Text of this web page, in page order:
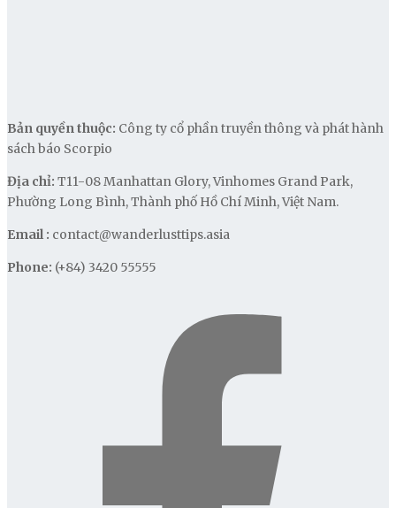
Bản quyền thuộc: Công ty cổ phần truyền thông và phát hành
sách báo Scorpio
Địa chỉ: T11-08 Manhattan Glory, Vinhomes Grand Park,
Phường Long Bình, Thành phố Hồ Chí Minh, Việt Nam.
Email : contact@wanderlusttips.asia
Phone: (+84) 3420 55555